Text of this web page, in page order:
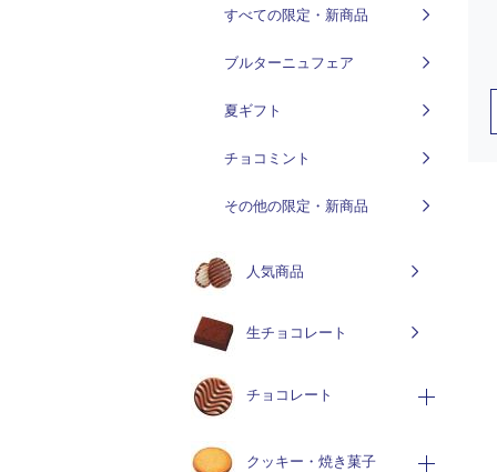
すべての限定・新商品
ブルターニュフェア
夏ギフト
チョコミント
その他の限定・新商品
人気商品
生チョコレート
チョコレート
クッキー・焼き菓子